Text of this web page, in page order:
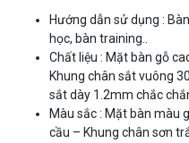
Hướng dẫn sử dụng :
học, bàn training..
Chất liệu : Mặt bàn gỗ
Khung chân sắt vuông
sắt dày 1.2mm chắc
Màu sắc : Mặt bàn màu
cầu – Khung chân sơn